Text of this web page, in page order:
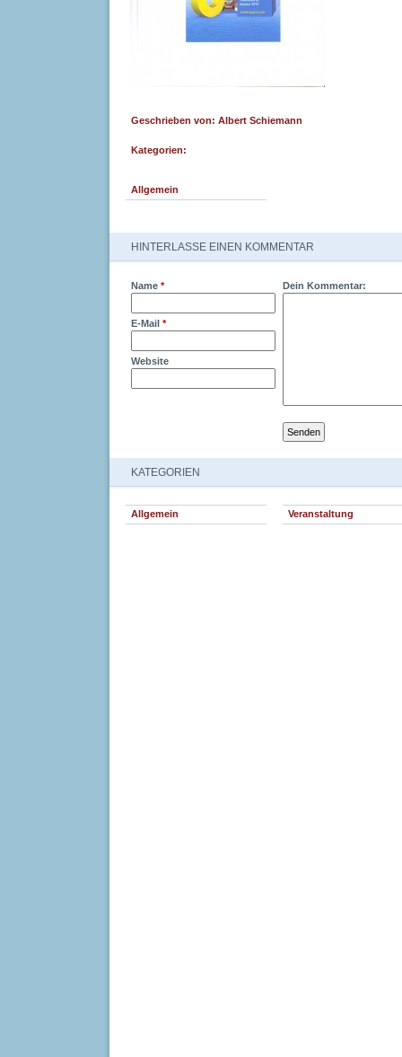
Geschrieben von: Albert Schiemann
Kategorien:
Allgemein
HINTERLASSE EINEN KOMMENTAR
Name *
E-Mail *
Website
Dein Kommentar:
KATEGORIEN
Allgemein Veranstaltung